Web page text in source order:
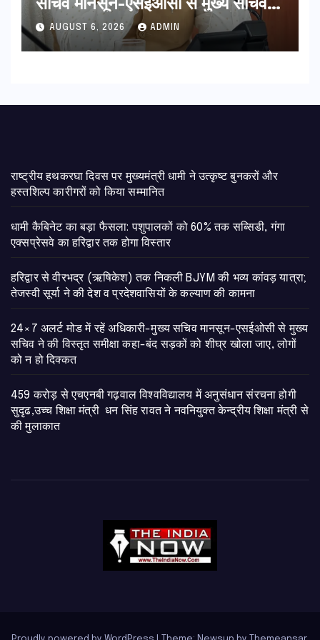
की विस्तृत समीक्षा कहा-बंद सड़कों को
शीघ्र खोला जाए, लोगों को न हो दिक्कत
AUGUST 6, 2026 ADMIN
राष्ट्रीय हथकरघा दिवस पर मुख्यमंत्री धामी ने उत्कृष्ट बुनकरों और
हस्तशिल्प कारीगरों को किया सम्मानित
​धामी कैबिनेट का बड़ा फैसला: पशुपालकों को 60% तक सब्सिडी, गंगा
एक्सप्रेसवे का हरिद्वार तक होगा विस्तार
​हरिद्वार से वीरभद्र (ऋषिकेश) तक निकली BJYM की भव्य कांवड़ यात्रा;
तेजस्वी सूर्या ने की देश व प्रदेशवासियों के कल्याण की कामना
24×7 अलर्ट मोड में रहें अधिकारी-मुख्य सचिव मानसून-एसईओसी से मुख्य
सचिव ने की विस्तृत समीक्षा कहा-बंद सड़कों को शीघ्र खोला जाए, लोगों
को न हो दिक्कत
459 करोड़ से एचएनबी गढ़वाल विश्वविद्यालय में अनुसंधान संरचना होगी
सुदृढ,उच्च शिक्षा मंत्री धन सिंह रावत ने नवनियुक्त केन्द्रीय शिक्षा मंत्री से
की मुलाकात